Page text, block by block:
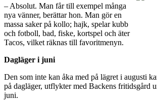
– Absolut. Man får till exempel många
nya vänner, berättar hon. Man gör en
massa saker på kollo; hajk, spelar kubb
och fotboll, bad, fiske, kortspel och äter
Tacos, vilket räknas till favoritmenyn.
Dagläger i juni
Den som inte kan åka med på lägret i augusti
på dagläger, utflykter med Backens fritidsgård
juni.